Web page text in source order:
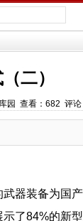
二）
园 查看： 682 评论
器装备为国
了84%的新